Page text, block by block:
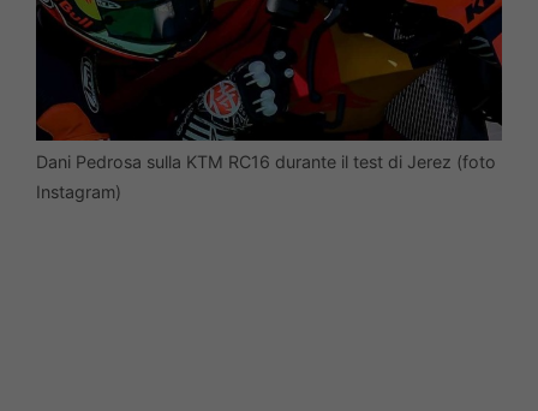
Dani Pedrosa sulla KTM RC16 durante il test di Jerez (foto
Instagram)